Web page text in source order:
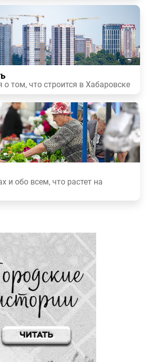
том, что строится в Хабаровске
и обо всем, что растет на